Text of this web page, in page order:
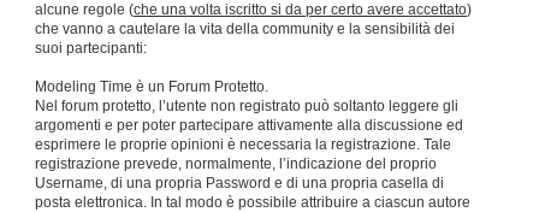
alcune regole (che una volta iscritto si da per certo avere accettato)
che vanno a cautelare la vita della community e la sensibilità dei
suoi partecipanti:
Modeling Time è un Forum Protetto.
Nel forum protetto, l’utente non registrato può soltanto leggere gli
argomenti e per poter partecipare attivamente alla discussione ed
esprimere le proprie opinioni è necessaria la registrazione. Tale
registrazione prevede, normalmente, l’indicazione del proprio
Username, di una propria Password e di una propria casella di
posta elettronica. In tal modo è possibile attribuire a ciascun autore